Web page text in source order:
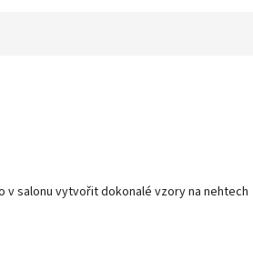
v salonu vytvořit dokonalé vzory na nehtech